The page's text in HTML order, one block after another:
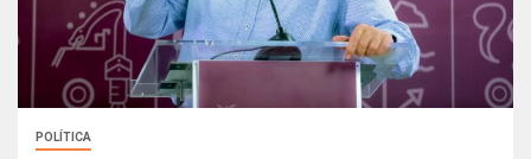
POLÍTICA